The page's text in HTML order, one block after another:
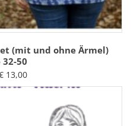
(mit und ohne Ärmel)
50
13,00